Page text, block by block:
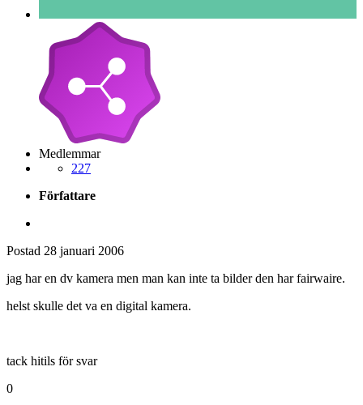
Medlemmar
227
Författare
Postad 28 januari 2006
jag har en dv kamera men man kan inte ta bilder den har fairwaire.
helst skulle det va en digital kamera.
tack hitils för svar
0